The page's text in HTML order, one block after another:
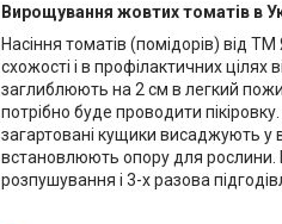
Вирощування жовтих томатів в
Насіння томатів (помідорів) від
схожості і в профілактичних цілях
заглиблюють на 2 см в легкий
потрібно буде проводити
загартовані кущики висаджують у
встановлюють опору для рослини.
розпушування і 3-х разова